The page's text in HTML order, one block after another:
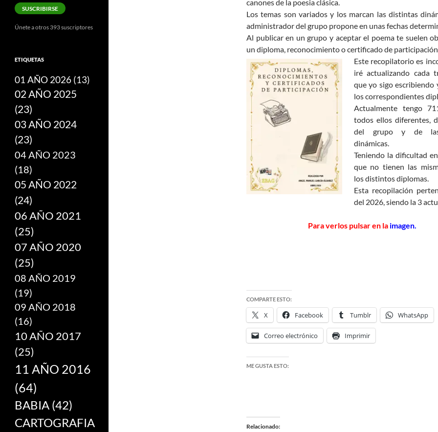
canones de la poesia clásica.
Los temas son variados y los marcan las distintas
admi­nistrador del grupo propone en unas fechas
Al publicar en un grupo y aceptar el poema te suelen
un diploma, reconocimiento o certificado de
Este recopilatorio es
iré actualizando cada
que yo sigo escribiendo
los correspondientes
Actualmente tengo
todos ellos diferentes,
del grupo y de
dinámicas.
Teniendo la dificultad
que no tienen las
los distintos diplomas.
Esta recopilación
del 2026, siendo la 3
Para verlos pulsar en la imagen.
COMPARTE ESTO:
X Facebook Tumblr WhatsApp
Correo electrónico Imprimir
ME GUSTA ESTO:
Relacionado
correo
electrónico
SUSCRIBIRSE
Únete a otros 393 suscriptores
ETIQUETAS
01 AÑO 2026 (13)
02 AÑO 2025
(23)
03 AÑO 2024
(23)
04 AÑO 2023
(18)
05 AÑO 2022
(24)
06 AÑO 2021
(25)
07 AÑO 2020
(25)
08 AÑO 2019
(19)
09 AÑO 2018
(16)
10 AÑO 2017
(25)
11 AÑO 2016
(64)
BABIA (42)
CARTOGRAFIA